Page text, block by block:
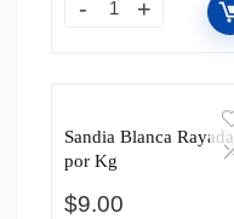
Sandia Blanca Rayada
por Kg
$9.00